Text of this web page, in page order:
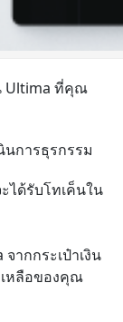
Ultima ที่คุณ
การธุรกรรม
ได้รับโทเค็นใน
ากกระเป๋าเงิน
เหลือของคุณ